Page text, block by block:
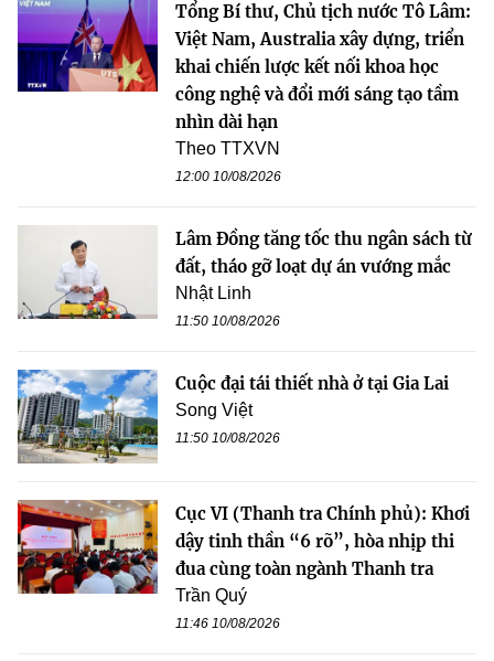
Tổng Bí thư, Chủ tịch nước Tô Lâm:
Việt Nam, Australia xây dựng, triển
khai chiến lược kết nối khoa học
công nghệ và đổi mới sáng tạo tầm
nhìn dài hạn
Theo TTXVN
12:00 10/08/2026
Lâm Đồng tăng tốc thu ngân sách từ
đất, tháo gỡ loạt dự án vướng mắc
Nhật Linh
11:50 10/08/2026
Cuộc đại tái thiết nhà ở tại Gia Lai
Song Việt
11:50 10/08/2026
Cục VI (Thanh tra Chính phủ): Khơi
dậy tinh thần “6 rõ”, hòa nhịp thi
đua cùng toàn ngành Thanh tra
Trần Quý
11:46 10/08/2026